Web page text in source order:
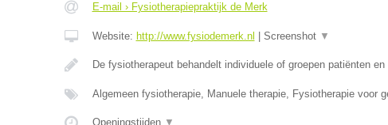
E-mail › Fysiotherapiepraktijk de Merk
Website: http://www.fysiodemerk.nl Screenshot ▼
De fysiotherapeut behandelt individuele of groepen patiënten en
Algemeen fysiotherapie, Manuele therapie, Fysiotherapie voor
Openingstijden ▼